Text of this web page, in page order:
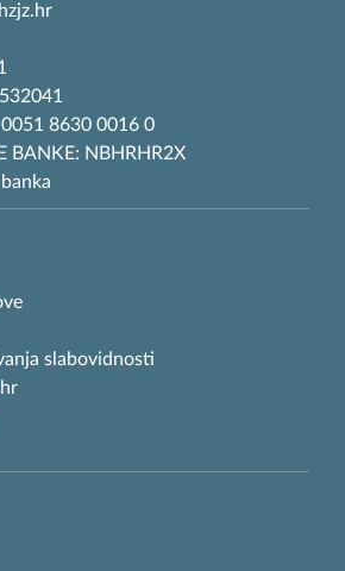
0051 8630 0016 0
BANKE: NBHRHR2X
slabovidnosti